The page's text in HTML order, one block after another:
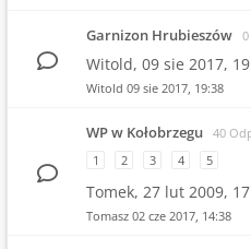
Garnizon Hrubieszów
Witold, 09 sie 2017,
Witold 09 sie 2017, 19:38
WP w Kołobrzegu 40
1
2 3 4 5
Tomek, 27 lut 2009,
Tomasz 02 cze 2017, 14:38